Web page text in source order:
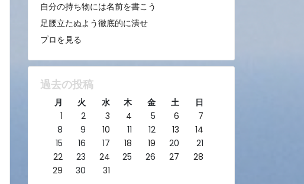
自分の持ち物には名前を書こう
足腰立たぬよう徹底的に潰せ
プロを見る
過去の投稿
月 火 水 木 金 土
日
1
2 3 4 5 6
7
8
9 10 11 12 13
14
15
16 17 18 19 20
21
22
23 24 25 26 27
28
29
30 31